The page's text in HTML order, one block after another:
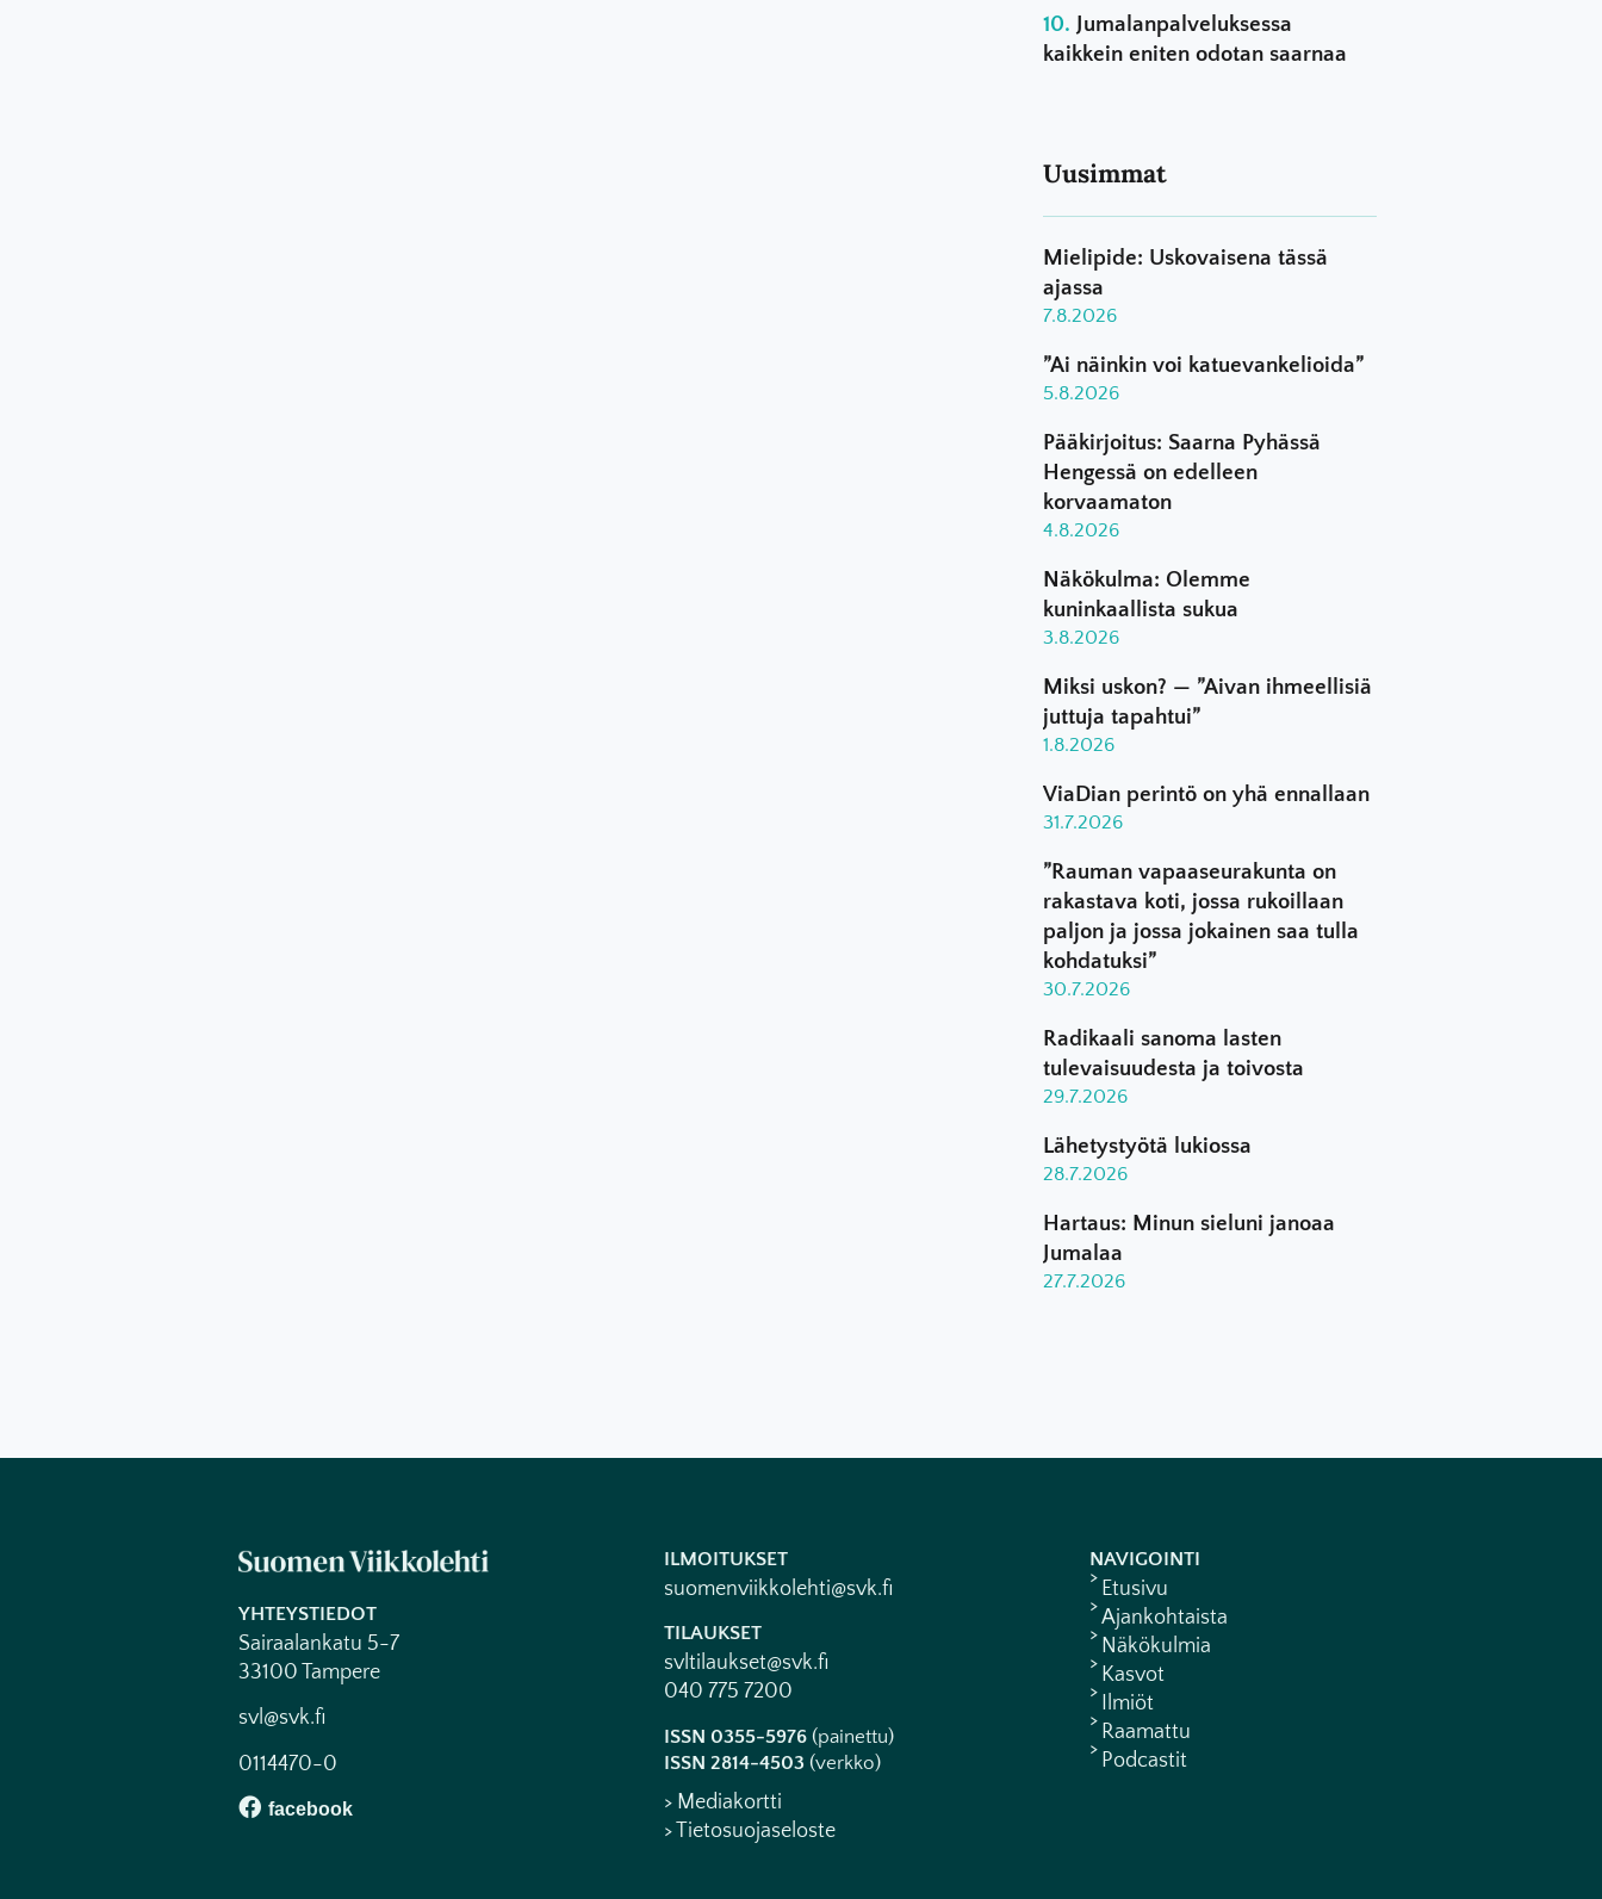
Jumalanpalveluksessa
kaikkein eniten odotan saarnaa
Uusimmat
Mielipide: Uskovaisena tässä
ajassa
7.8.2026
”Ai näinkin voi katuevankelioida”
5.8.2026
Pääkirjoitus: Saarna Pyhässä
Hengessä on edelleen
korvaamaton
4.8.2026
Näkökulma: Olemme
kuninkaallista sukua
3.8.2026
Miksi uskon? — ”Aivan ihmeellisiä
juttuja tapahtui”
1.8.2026
ViaDian perintö on yhä ennallaan
31.7.2026
”Rauman vapaaseurakunta on
rakastava koti, jossa rukoillaan
paljon ja jossa jokainen saa tulla
kohdatuksi”
30.7.2026
Radikaali sanoma lasten
tulevaisuudesta ja toivosta
29.7.2026
Lähetystyötä lukiossa
28.7.2026
Hartaus: Minun sieluni janoaa
Jumalaa
27.7.2026
YHTEYSTIEDOT
Sairaalankatu 5-7
33100 Tampere
svl@svk.fi
0114470-0
ILMOITUKSET
suomenviikkolehti@svk.fi
TILAUKSET
svltilaukset@svk.fi
040 775 7200
ISSN 0355-5976(painettu)
ISSN 2814-4503 (verkko)
> Mediakortti
> Tietosuojaseloste
NAVIGOINTI
Etusivu
Ajankohtaista
Näkökulmia
Kasvot
Ilmiöt
Raamattu
Podcastit